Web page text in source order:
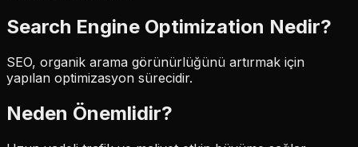
Search Engine Optimization Nedir?
SEO, organik arama görünürlüğünü artırmak için
yapılan optimizasyon sürecidir.
Neden Önemlidir?